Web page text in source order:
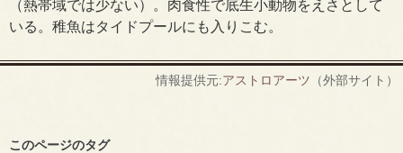
（熱帯域では少ない）。肉食性で底生小動物をえさとして
いる。稚魚はタイドプールにも入りこむ。
情報提供元:アストロアーツ （外部サイト）
このページのタグ